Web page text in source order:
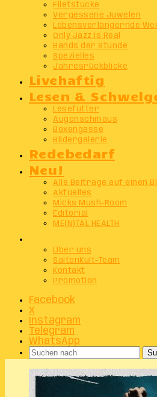
Filetstücke
Vergessene Juwelen
Lebensverlängernde
Only Jazz Is Real
Bands der Stunde
Spezielles
Jahresrückblicke
Livehaftig
Lesen &
Lesefutter
Augenschmaus
Boxengasse
Bildergalerie
Redebedarf
Neu!
Alle Beiträge auf einen
Aktuelles
Micks Mush-Room
Editorial
ME(N)TAL HEALTH
Über uns
SaitenKult-Team
Kontakt
Promotion
Facebook
X
Instagram
Telegram
WhatsApp